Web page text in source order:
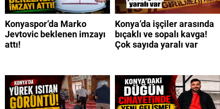
Konyaspor’da Marko
Jevtovic beklenen imzayı
attı!
Konya’da işçiler arasında
bıçaklı ve sopalı kavga!
Çok sayıda yaralı var